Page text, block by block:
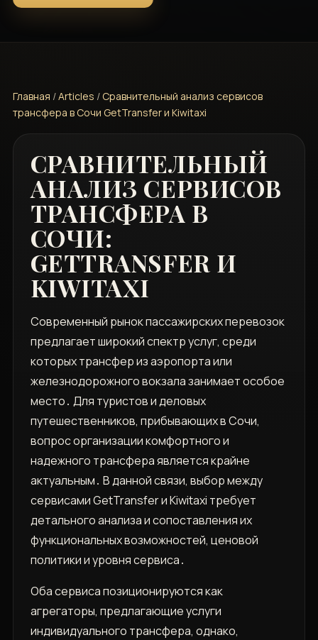
Главная /Articles / Сравнительный анализ сервисов
трансфера в Сочи GetTransfer и Kiwitaxi
СРАВНИТЕЛЬНЫЙ
АНАЛИЗ СЕРВИСОВ
ТРАНСФЕРА В
СОЧИ:
GETTRANSFER И
KIWITAXI
Современный рынок пассажирских перевозок
предлагает широкий спектр услуг, среди
которых трансфер из аэропорта или
железнодорожного вокзала занимает особое
место․ Для туристов и деловых
путешественников, прибывающих в Сочи,
вопрос организации комфортного и
надежного трансфера является крайне
актуальным․ В данной связи, выбор между
сервисами GetTransfer и Kiwitaxi требует
детального анализа и сопоставления их
функциональных возможностей, ценовой
политики и уровня сервиса․
Оба сервиса позиционируются как
агрегаторы, предлагающие услуги
индивидуального трансфера, однако,